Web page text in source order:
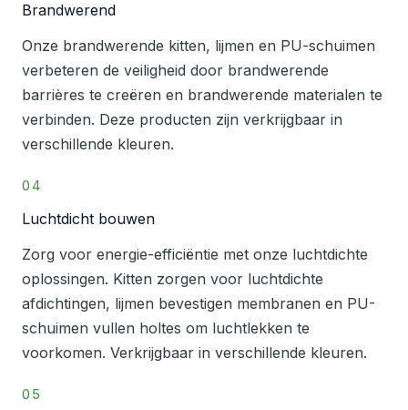
Brandwerend
Onze brandwerende kitten, lijmen en PU-schuimen
verbeteren de veiligheid door brandwerende
barrières te creëren en brandwerende materialen te
verbinden. Deze producten zijn verkrijgbaar in
verschillende kleuren.
04
Luchtdicht bouwen
Zorg voor energie-efficiëntie met onze luchtdichte
oplossingen. Kitten zorgen voor luchtdichte
afdichtingen, lijmen bevestigen membranen en PU-
schuimen vullen holtes om luchtlekken te
voorkomen. Verkrijgbaar in verschillende kleuren.
05